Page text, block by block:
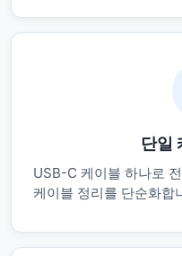
단일
USB-C 케이블 하나로
케이블 정리를 단순화합